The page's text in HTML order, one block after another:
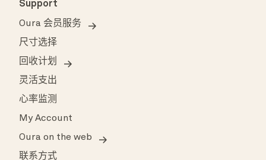
Support
Oura 会员服务
尺寸选择
回收计划
灵活支出
心率监测
My Account
Oura on the web
联系方式